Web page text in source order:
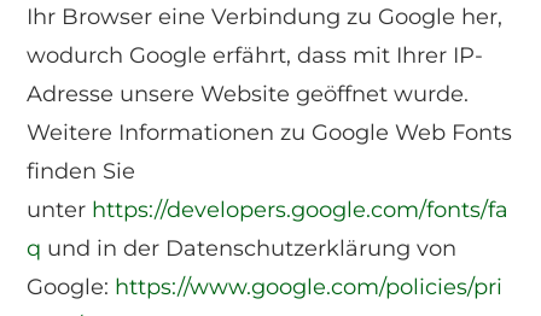
Ihr Browser eine Verbindung zu Google her,
wodurch Google erfährt, dass mit Ihrer IP-
Adresse unsere Website geöffnet wurde.
Weitere Informationen zu Google Web Fonts
finden Sie
unter https://developers.google.com/fonts/fa
q und in der Datenschutzerklärung von
Google: https://www.google.com/policies/pri